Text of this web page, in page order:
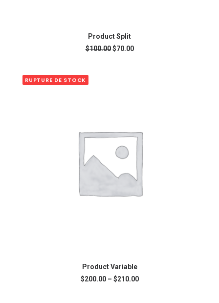
AJOUTER AU PANIER
Product Split
$100.00 $70.00
RUPTURE DE STOCK
CHOIX DES OPTIONS
Product Variable
$200.00– $210.00